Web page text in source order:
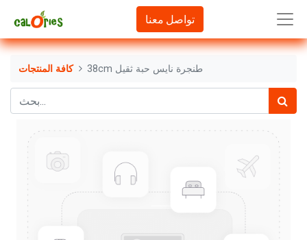
تواصل معنا
كافة المنتجات 38cm طنجرة نايس حبة ثقيل